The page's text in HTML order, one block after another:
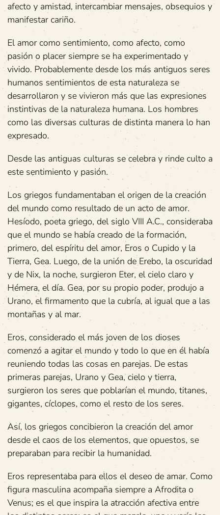
afecto y amistad, intercambiar mensajes, obsequios y
manifestar cariño.
El amor como sentimiento, como afecto, como
pasión o placer siempre se ha experimentado y
vivido. Probablemente desde los más antiguos seres
humanos sentimientos de esta naturaleza se
desarrollaron y se vivieron más que las expresiones
instintivas de la naturaleza humana. Los hombres
como las diversas culturas de distinta manera lo han
expresado.
Desde las antiguas culturas se celebra y rinde culto a
este sentimiento y pasión.
Los griegos fundamentaban el origen de la creación
del mundo como resultado de un acto de amor.
Hesíodo, poeta griego, del siglo VIII A.C., consideraba
que el mundo se había creado de la formación,
primero, del espíritu del amor, Eros o Cupido y la
Tierra, Gea. Luego, de la unión de Erebo, la oscuridad
y de Nix, la noche, surgieron Eter, el cielo claro y
Hémera, el día. Gea, por su propio poder, produjo a
Urano, el firmamento que la cubría, al igual que a las
montañas y al mar.
Eros, considerado el más joven de los dioses
comenzó a agitar el mundo y todo lo que en él había
reuniendo todas las cosas en parejas. De estas
primeras parejas, Urano y Gea, cielo y tierra,
surgieron los seres que poblarían el mundo, titanes,
gigantes, cíclopes, como el resto de los seres.
Así, los griegos concibieron la creación del amor
desde el caos de los elementos, que opuestos, se
preparaban para recibir la humanidad.
Eros representaba para ellos el deseo de amar. Como
figura masculina acompaña siempre a Afrodita o
Venus; es el que inspira la atracción afectiva entre